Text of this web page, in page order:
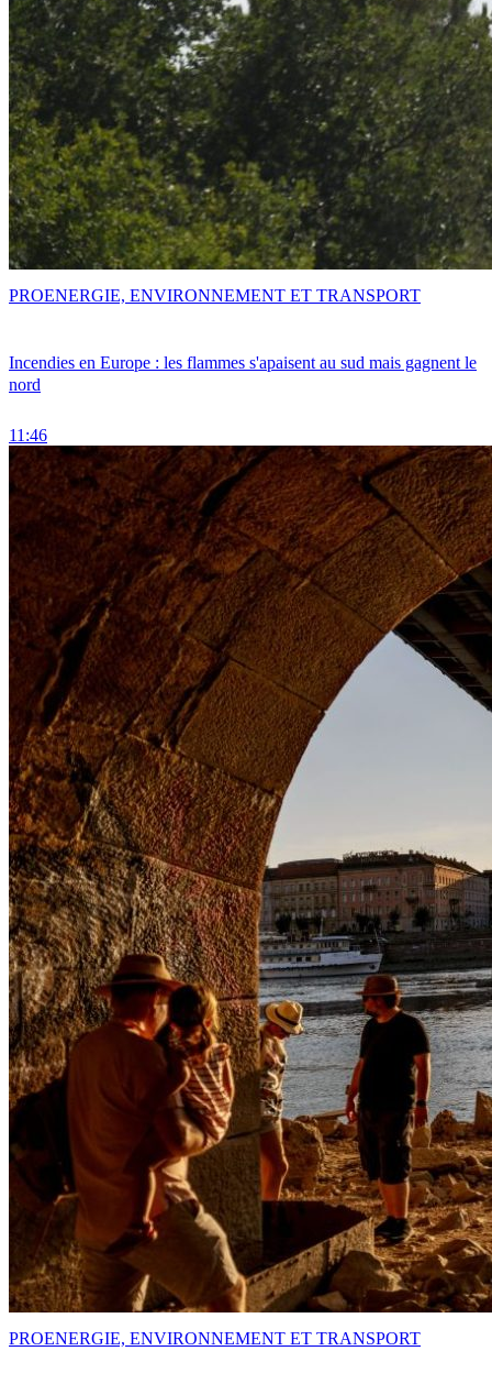
Incendies en Europe : les flammes s'apaisent au sud mais gagnent le
nord
11:46
PROENERGIE, ENVIRONNEMENT ET TRANSPORT
PROENERGIE, ENVIRONNEMENT ET TRANSPORT